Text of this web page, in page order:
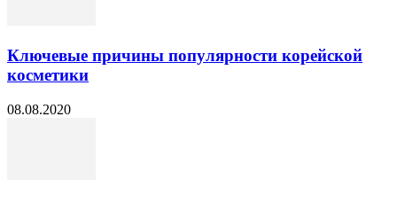
Ключевые причины популярности корейской
косметики
08.08.2020